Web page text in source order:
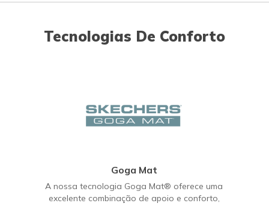
Tecnologias De Conforto
Goga Mat
A nossa tecnologia Goga Mat® oferece uma
excelente combinação de apoio e conforto,